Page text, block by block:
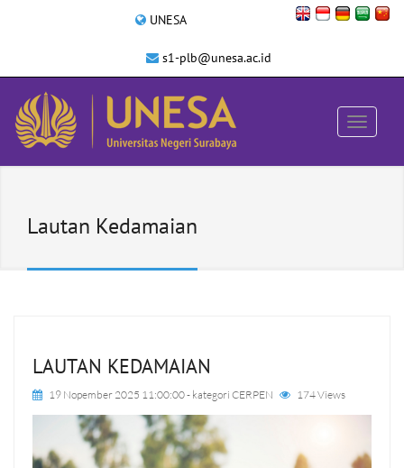
UNESA
s1-plb@unesa.ac.id
Lautan Kedamaian
LAUTAN KEDAMAIAN
19 Nopember 2025 11:00:00- kategori CERPEN 174 Views